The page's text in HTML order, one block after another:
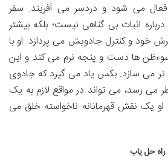
می شود و دردسر می آفریند. سفر
اثبات بی گناهی نیست؛ بلکه بیشتر
خود و کنترل جادویش می پردازد. او با
ها دست و پنجه نرم می کند و این
تر می سازد. بکس یاد می گیرد که جادوی
می رسد، می تواند در مواقع لازم به یک
یک نقش قهرمانانه ناخواسته خلق می